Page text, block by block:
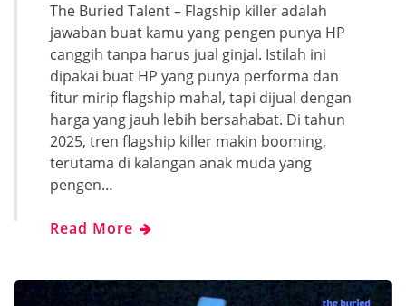
The Buried Talent – Flagship killer adalah
jawaban buat kamu yang pengen punya HP
canggih tanpa harus jual ginjal. Istilah ini
dipakai buat HP yang punya performa dan
fitur mirip flagship mahal, tapi dijual dengan
harga yang jauh lebih bersahabat. Di tahun
2025, tren flagship killer makin booming,
terutama di kalangan anak muda yang
pengen…
Read More